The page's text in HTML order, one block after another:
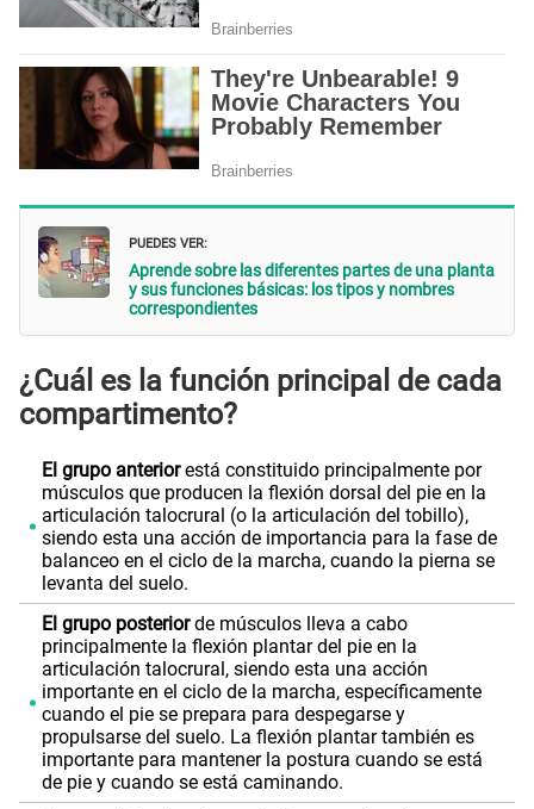
PUEDES VER:
Aprende sobre las diferentes partes de una planta
y sus funciones básicas: los tipos y nombres
correspondientes
¿Cuál es la función principal de cada
compartimento?
El grupo anteriorestá constituido principalmente por
músculos que producen la flexión dorsal del pie en la
articulación talocrural (o la articulación del tobillo),
siendo esta una acción de importancia para la fase de
balanceo en el ciclo de la marcha, cuando la pierna se
levanta del suelo.
El grupo posteriorde músculos lleva a cabo
principalmente la flexión plantar del pie en la
articulación talocrural, siendo esta una acción
importante en el ciclo de la marcha, específicamente
cuando el pie se prepara para despegarse y
propulsarse del suelo. La flexión plantar también es
importante para mantener la postura cuando se está
de pie y cuando se está caminando.